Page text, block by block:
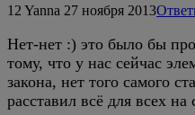
12 Yanna 27 ноября 2013
Нет-нет :) это было бы
тому, что у нас сейчас
закона, нет того самого
расставил всё для всех